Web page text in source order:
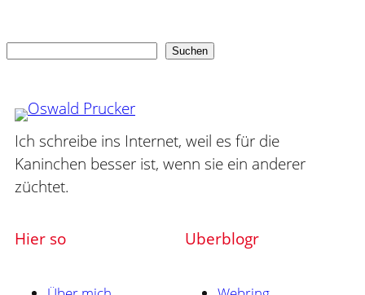
Suchen
Ich schreibe ins Internet, weil es für die
Kaninchen besser ist, wenn sie ein anderer
züchtet.
Hier so Uberblogr